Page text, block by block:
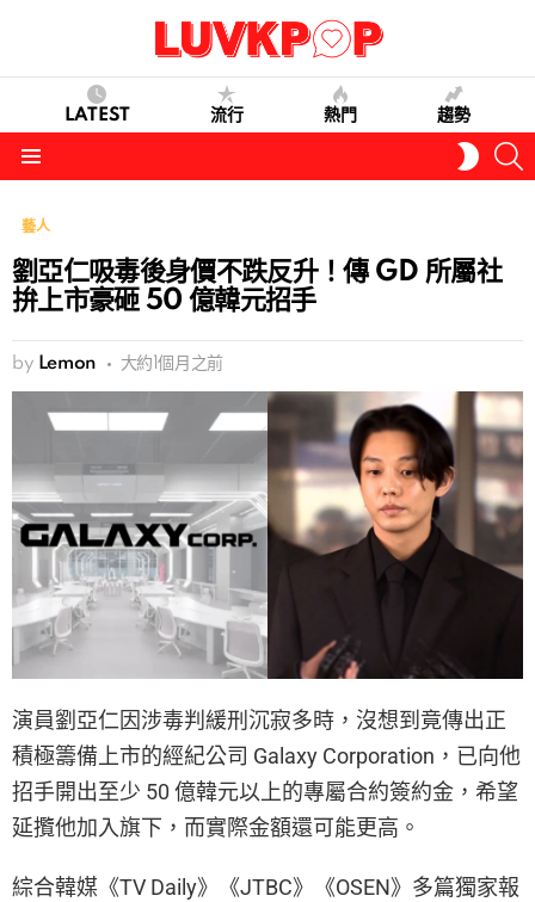
LATEST 流行 熱門 趨勢
SKIN
藝人
劉亞仁吸毒後身價不跌反升！傳 GD 所屬社
拚上市豪砸 50 億韓元招手
by Lemon 大約1個月之前
演員劉亞仁因涉毒判緩刑沉寂多時，沒想到竟傳出正
積極籌備上市的經紀公司 Galaxy Corporation，已向他
招手開出至少 50 億韓元以上的專屬合約簽約金，希望
延攬他加入旗下，而實際金額還可能更高。
綜合韓媒《TV Daily》《JTBC》《OSEN》多篇獨家報